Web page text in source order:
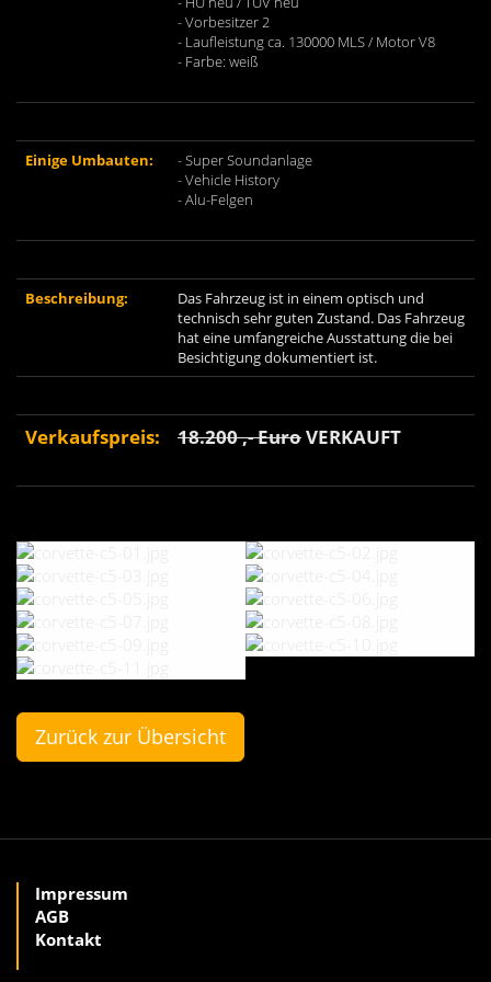
- Vorbesitzer 2
- Laufleistung ca. 130000 MLS / Motor V8
- Farbe: weiß
Einige Umbauten:
- Super Soundanlage
- Vehicle History
- Alu-Felgen
Beschreibung:
Das Fahrzeug ist in einem optisch und
technisch sehr guten Zustand. Das Fahrzeug
hat eine umfangreiche Ausstattung die bei
Besichtigung dokumentiert ist.
Verkaufspreis: 18.200 ,- EuroVERKAUFT
Zurück zur Übersicht
Impressum
AGB
Kontakt